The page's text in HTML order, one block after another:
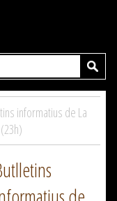
informatius de La